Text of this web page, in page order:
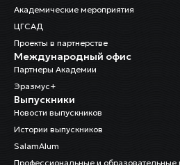
Академические мероприятия
ЦГСАД
Проекты в партнерстве
Международный офис
Партнеры Академии
Эразмус+
Выпускники
Новости выпускников
Истории выпускников
SalamAlum
Профессиональные и образовательные